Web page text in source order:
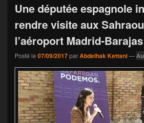
Une députée espagnole
rendre visite aux
l’aéroport Madrid-Barajas
Posté le 07/09/2017parAbdelhak Kettani—